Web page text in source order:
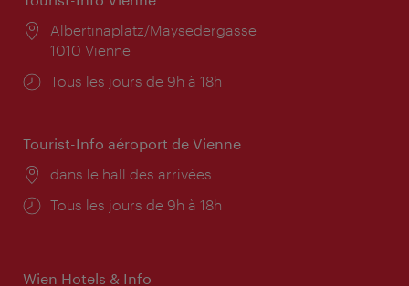
Lieu:
Albertinaplatz/Maysedergasse
1010 Vienne
Horaires
Tous les jours de 9h à 18h
Tourist-Info aéroport de Vienne
Lieu:
dans le hall des arrivées
Horaires
Tous les jours de 9h à 18h
Wien Hotels & Info